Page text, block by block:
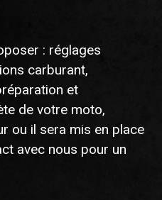
: réglages
carburant,
et
de votre moto,
ou il sera mis en place
avec nous pour un